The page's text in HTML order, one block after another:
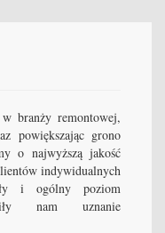
branży remontowej,
powiększając grono
o najwyższą jakość
indywidualnych
i ogólny poziom
nam uznanie